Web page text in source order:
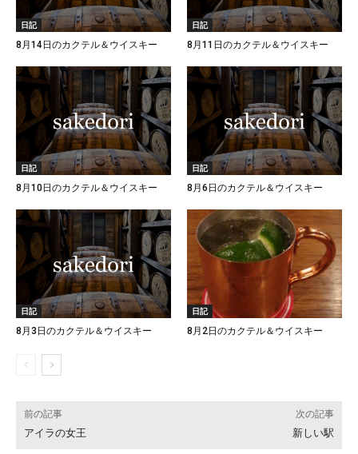
日記
8月14日のカクテル＆ウイスキー
日記
8月11日のカクテル＆ウイスキー
日記
8月10日のカクテル＆ウイスキー
日記
8月6日のカクテル＆ウイスキー
日記
8月3日のカクテル＆ウイスキー
日記
8月2日のカクテル＆ウイスキー
前の記事
アイラの女王
次の記事
新しい駅